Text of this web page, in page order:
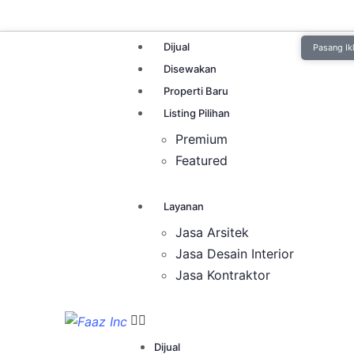
Dijual
Disewakan
Properti Baru
Listing Pilihan
Premium
Featured
Layanan
Jasa Arsitek
Jasa Desain Interior
Jasa Kontraktor
Dijual
Pasang